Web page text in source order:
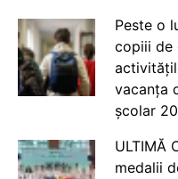
Peste o
copiii de
vacanța
școlar
ULTIMĂ
medalii